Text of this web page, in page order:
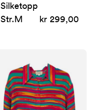
Silketopp
Str.M kr 299,00